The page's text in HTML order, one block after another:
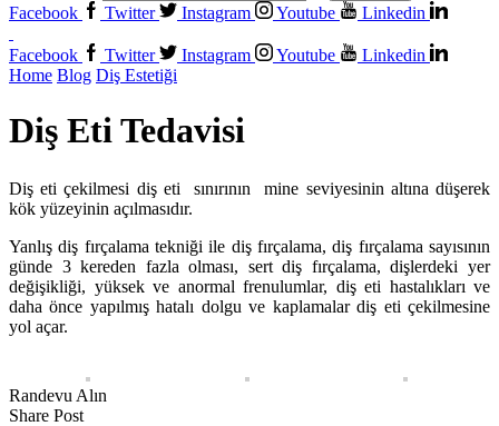
Facebook Twitter Instagram Youtube Linkedin
Facebook Twitter Instagram Youtube
Linkedin
Home Blog Diş Estetiği
Diş Eti Tedavisi
Diş eti çekilmesi diş eti sınırının mine seviyesinin altına düşerek
kök yüzeyinin açılmasıdır.
Yanlış diş fırçalama tekniği ile diş fırçalama, diş fırçalama sayısının
günde 3 kereden fazla olması, sert diş fırçalama, dişlerdeki yer
değişikliği, yüksek ve anormal frenulumlar, diş eti hastalıkları ve
daha önce yapılmış hatalı dolgu ve kaplamalar diş eti çekilmesine
yol açar.
Randevu Alın
Share Post